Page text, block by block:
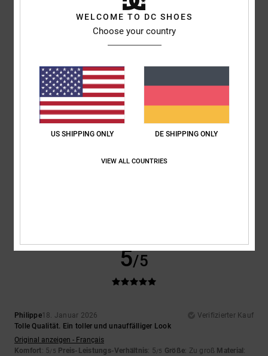
14. Februar 2026
Preis-Leistungs-Verhältnis: 5
Ich empfehle dieses Produkt
4 /5
5/5
Philippe18. Januar 2026
Verifizierter Kauf
Tolle Qualität. Ein toller und unauffälliger Look
Original anzeigen - Français
Komfort: 5/5 Preis-Leistungs-Verhältnis: 5/5 Größe: Zu groß Material :
WELCOME TO DC SHOES
Choose your country
US SHIPPING ONLY DE SHIPPING ONLY
VIEW ALL COUNTRIES